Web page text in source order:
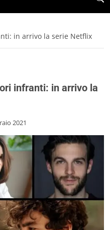
in arrivo la serie Netflix
infranti: in arrivo la
2021